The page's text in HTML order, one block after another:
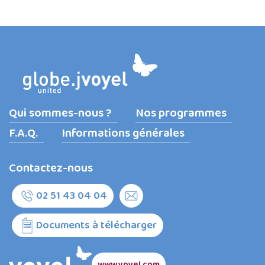
Qui sommes-nous ?
Nos programmes
F.A.Q.
Informations générales
Contactez-nous
02 51 43 04 04
Documents à télécharger